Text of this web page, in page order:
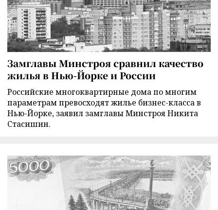
Замглавы Минстроя сравнил качество
жилья в Нью-Йорке и России
Российские многоквартирные дома по многим
параметрам превосходят жилье бизнес-класса в
Нью-Йорке, заявил замглавы Минстроя Никита
Стасишин.